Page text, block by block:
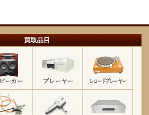
買取品目